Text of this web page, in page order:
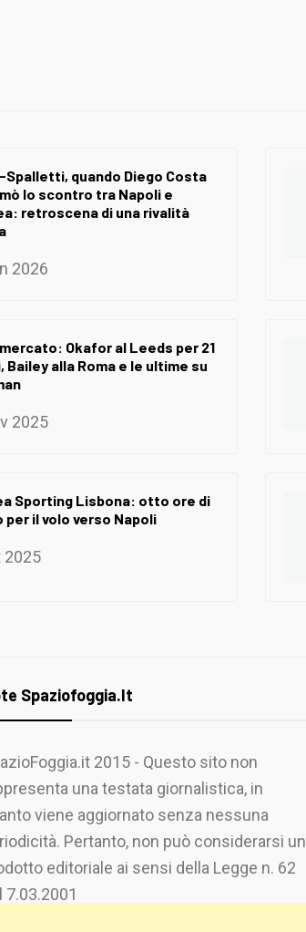
Spalletti, quando Diego Costa
lo scontro tra Napoli e
retroscena di una rivalità
2026
Okafor al Leeds per 21
Bailey alla Roma e le ultime su
2025
Sporting Lisbona: otto ore di
per il volo verso Napoli
2025
Spaziofoggia.it
2015 - Questo sito non
una testata giornalistica, in
viene aggiornato senza nessuna
Pertanto, non può considerarsi un
editoriale ai sensi della Legge n. 62
7.03.2001